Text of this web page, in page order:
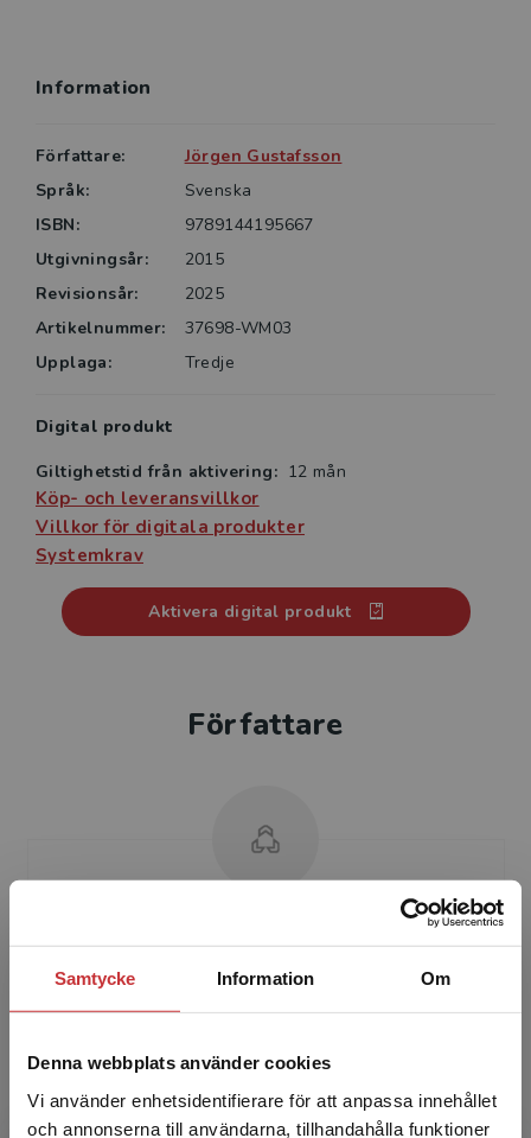
Samtycke Information Om
Denna webbplats använder cookies
Vi använder enhetsidentifierare för att anpassa innehållet
och annonserna till användarna, tillhandahålla funktioner
Information
Författare:
Jörgen Gustafsson
Språk:
Svenska
ISBN:
9789144195667
Utgivningsår:
2015
Revisionsår:
2025
Artikelnummer:
37698-WM03
Upplaga:
Tredje
Digital produkt
Giltighetstid från aktivering: 12 mån
Köp- och leveransvillkor
Villkor för digitala produkter
Systemkrav
Aktivera digital produkt
Författare
Jörgen Gustafsson är doktor i experimentell
fysik och arbetar som universitets­lektor i fysik
ansvarar för ...